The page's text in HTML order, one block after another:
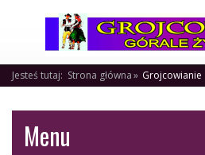
Jesteś tutaj: Strona główna Grojcowianie
Menu